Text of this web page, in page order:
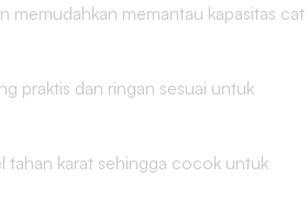
memudahkan memantau kapasitas cat
praktis dan ringan sesuai untuk
tahan karat sehingga cocok untuk